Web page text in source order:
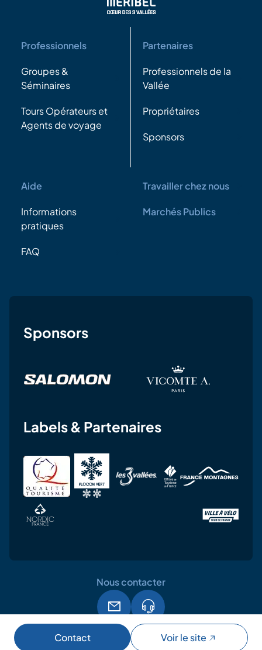
Contact Voir le site
Professionnels
Groupes &
Séminaires
Tours Opérateurs et
Agents de voyage
Partenaires
Professionnels de la
Vallée
Propriétaires
Sponsors
Aide
Informations
pratiques
FAQ
Travailler chez nous
Marchés Publics
Sponsors
Labels & Partenaires
Mentions légales
Nous contacter